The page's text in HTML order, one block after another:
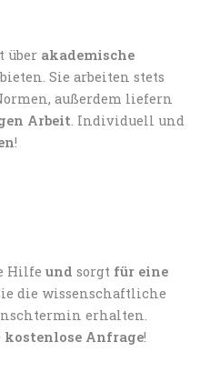
über akademische
Sie arbeiten stets
außerdem liefern
Arbeit. Individuell und
!
Hilfe und sorgt für eine
die wissenschaftliche
erhalten.
kostenlose Anfrage!